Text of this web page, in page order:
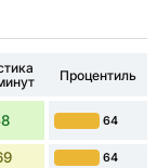
Процентиль
64
64